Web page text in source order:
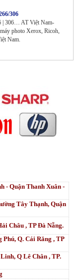
in , scan ,
| 2555 | 3054 |
| 4055 | 5055 |
| IM 4000 | IM
| M611dn |
| MFP M635 |
306
| 306… AT Việt Nam-
photo Xerox, Ricoh,
Nam.
- Quận Thanh Xuân -
Tây Thạnh, Quận
Châu , TP Đà Nẵng.
Q. Cái Răng , TP
Q Lê Chân , TP.